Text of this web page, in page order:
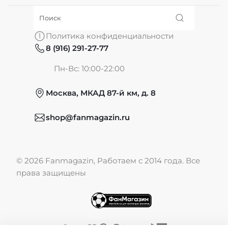
О нас
Обмен и возврат
Публичная оферта
Политика конфиденциальности
8 (916) 291-27-77
Пн-Вс: 10:00-22:00
Москва, МКАД 87-й км, д. 8
shop@fanmagazin.ru
© 2026 Fanmagazin, Работаем с 2014 года. Все
права защищены